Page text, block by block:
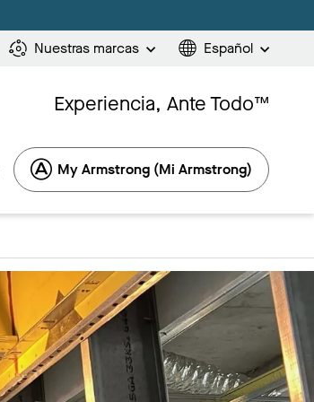
Nuestras marcas Español
Experiencia, Ante Todo™
My Armstrong (Mi Armstrong)